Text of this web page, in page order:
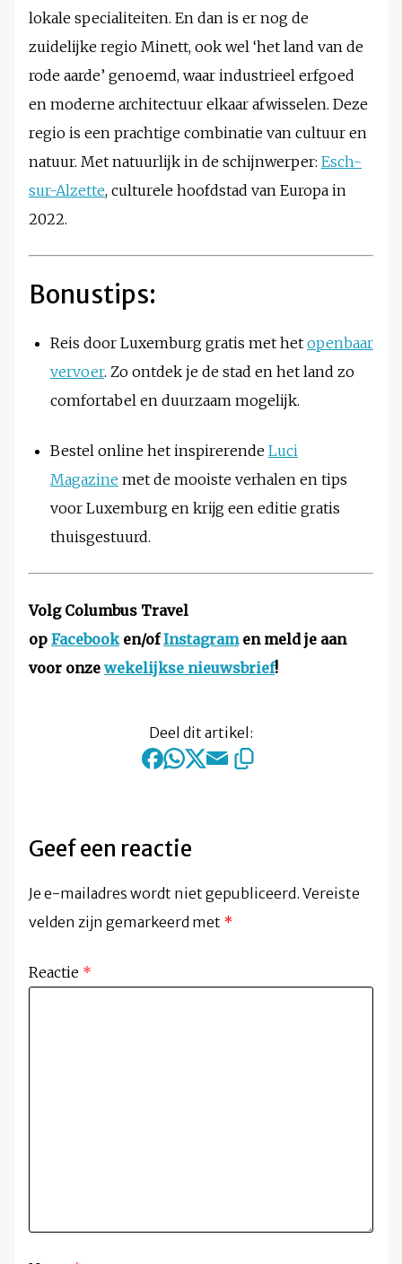
lokale specialiteiten. En dan is er nog de
zuidelijke regio Minett, ook wel ‘het land van de
rode aarde’ genoemd, waar industrieel erfgoed
en moderne architectuur elkaar afwisselen. Deze
regio is een prachtige combinatie van cultuur en
natuur. Met natuurlijk in de schijnwerper: Esch-
sur-Alzette, culturele hoofdstad van Europa in
2022.
Bonustips:
Reis door Luxemburg gratis met het openbaar
vervoer. Zo ontdek je de stad en het land zo
comfortabel en duurzaam mogelijk.
Bestel online het inspirerende Luci
Magazine met de mooiste verhalen en tips
voor Luxemburg en krijg een editie gratis
thuisgestuurd.
Volg Columbus Travel
op Facebooken/ofInstagramen meld je aan
voor onze wekelijkse nieuwsbrief!
Deel dit artikel:
Geef een reactie
Je e-mailadres wordt niet gepubliceerd. Vereiste
velden zijn gemarkeerd met *
Reactie *